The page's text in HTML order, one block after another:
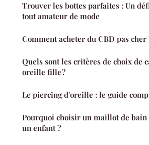
Trouver les bottes parfaites : Un
tout amateur de mode
Comment acheter du CBD pas cher
Quels sont les critères de choix de
oreille fille ?
Le piercing d'oreille : le guide
Pourquoi choisir un maillot de
un enfant ?